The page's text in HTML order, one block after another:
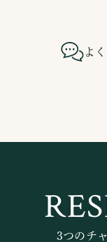
よ
3つのチ